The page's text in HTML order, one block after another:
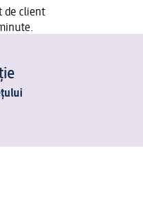
de client